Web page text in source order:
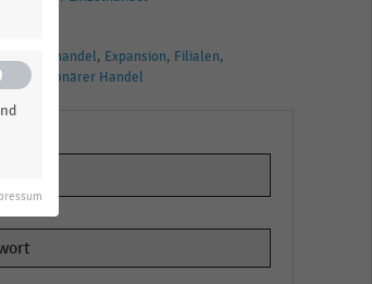
Einzelhandel Expansion Filialen
Stationärer Handel